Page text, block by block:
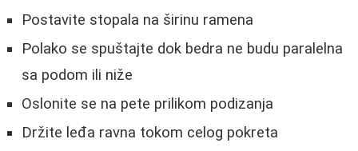
Postavite stopala na širinu ramena
Polako se spuštajte dok bedra ne budu paralelna
sa podom ili niže
Oslonite se na pete prilikom podizanja
Držite leđa ravna tokom celog pokreta